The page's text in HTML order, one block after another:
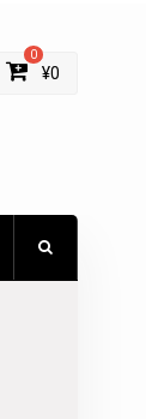
0
¥0